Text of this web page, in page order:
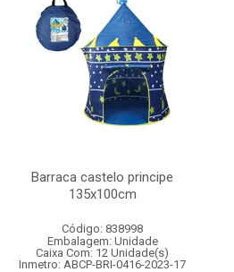
Barraca castelo principe
135x100cm
Código: 838998
Embalagem: Unidade
Caixa Com: 12 Unidade(s)
Inmetro: ABCP-BRI-0416-2023-17